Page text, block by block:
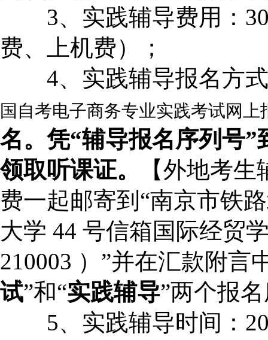
3、实践辅导费用：30
费、上机费）；
4、实践辅导报名方
国自考电子商务专业实践考试网上
名。凭“辅导报名序列号”
领取听课证。
【外地考
费一起邮寄到“南京市铁
大学 44 号信箱国际经贸
210003 ）”并在汇款附言
试”和“实践辅导”两个报
5、实践辅导时间：